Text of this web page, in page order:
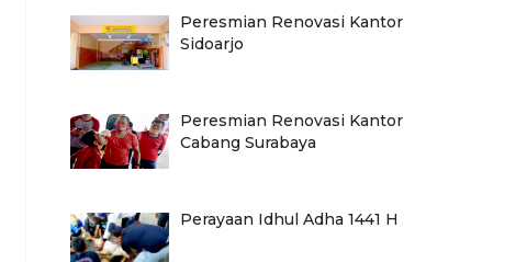
Peresmian Renovasi Kantor
Sidoarjo
Peresmian Renovasi Kantor
Cabang Surabaya
Perayaan Idhul Adha 1441 H